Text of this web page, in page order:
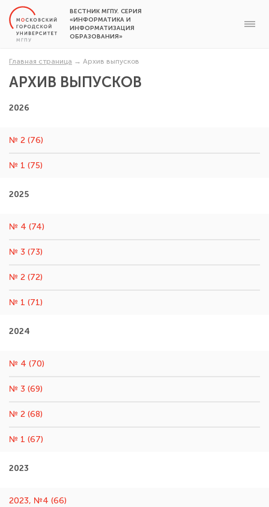
ВЕСТНИК МГПУ. СЕРИЯ
«ИНФОРМАТИКА И
ИНФОРМАТИЗАЦИЯ
ОБРАЗОВАНИЯ»
Главная страница → Архив выпусков
АРХИВ ВЫПУСКОВ
2026
№ 2 (76)
№ 1 (75)
2025
№ 4 (74)
№ 3 (73)
№ 2 (72)
№ 1 (71)
2024
№ 4 (70)
№ 3 (69)
№ 2 (68)
№ 1 (67)
2023
2023, №4 (66)